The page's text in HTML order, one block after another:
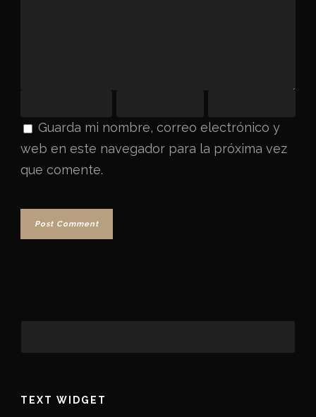
Guarda mi nombre, correo electrónico y
web en este navegador para la próxima vez
que comente.
TEXT WIDGET